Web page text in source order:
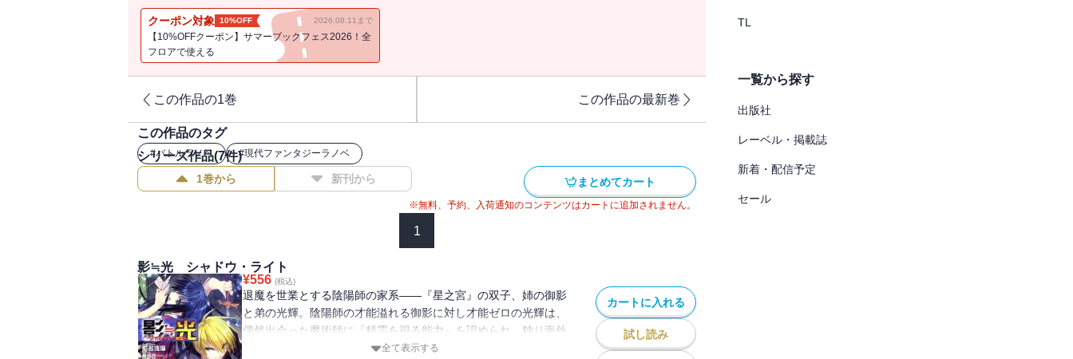
クーポン対象 10%OFF 2026.08.11まで
【10%OFFクーポン】サマーブックフェス2026！全
フロアで使える
この作品の1巻 この作品の最新巻
この作品のタグ
#バトルラノベ #現代ファンタジーラノベ
シリーズ作品(7件)
1巻から 新刊から まとめてカート
※無料、予約、入荷通知のコンテンツはカートに追加されません。
1
影≒光 シャドウ・ライト
¥556 (税込)
退魔を世業とする陰陽師の家系――『星之宮』の双子、姉の御影
と弟の光輝。陰陽師の才能溢れる御影に対し才能ゼロの光輝は、
偶然出会った魔術師に『精霊を視る能力』を認められ、独り海外
に赴く。そして約一年後、精霊術を習得し自信を付けて帰国した
全て表示する
カートに入れる
試し読み
TL
一覧から探す
出版社
レーベル・掲載誌
新着・配信予定
セール